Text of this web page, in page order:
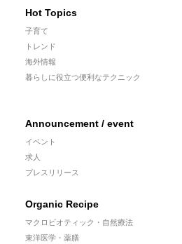
Hot Topics
子育て
トレンド
海外情報
暮らしに役立つ便利なテクニック
Announcement / event
イベント
求人
プレスリリース
Organic Recipe
マクロビオティック・自然療法
東洋医学・薬膳